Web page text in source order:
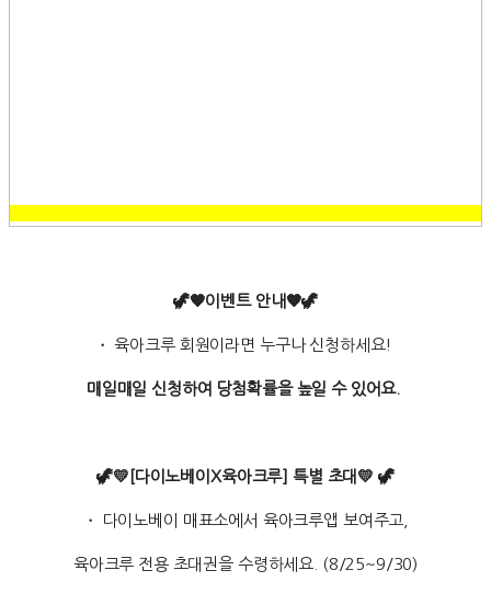
🦖🧡이벤트 안내🧡🦖
・ 육아크루 회원이라면 누구나 신청하세요!
매일매일 신청하여 당첨확률을 높일 수 있어요.
🦖💛[다이노베이X육아크루] 특별 초대💛 🦖
・ 다이노베이 매표소에서 육아크루앱 보여주고,
육아크루 전용 초대권을 수령하세요. (8/25~9/30)